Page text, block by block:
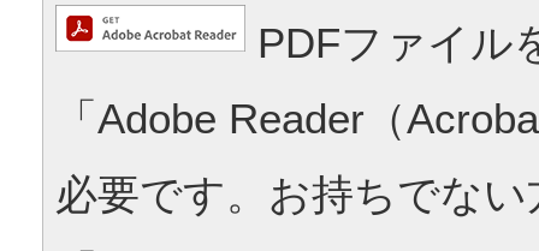
PDFファイル
「Adobe Reader（
必要です。お持ちでな